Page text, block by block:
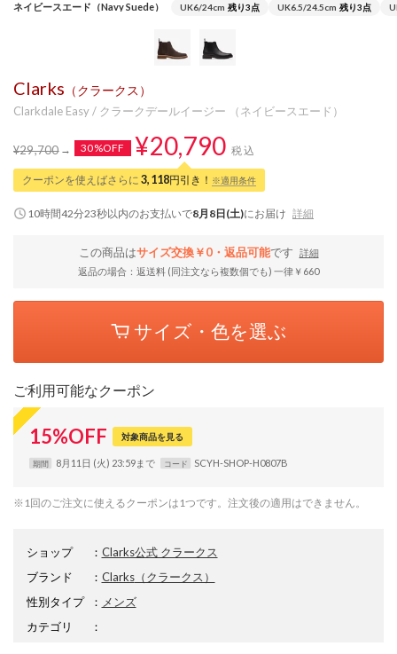
ネイビースエード（Navy Suede） UK6/24cm 残り3点 UK6.5/24.5cm 残り3点
Clarks （クラークス）
Clarkdale Easy / クラークデールイージー （ネイビースエード）
¥29,700 30%OFF ¥20,790 税込
クーポンを使えばさらに 3,118円引き！ ※適用条件
10時間42分22秒以内のお支払いで8月8日(土)にお届け 詳細
この商品はサイズ交換￥0・返品可能です
詳細
返品の場合：返送料 (同注文なら複数個でも) 一律￥660
サイズ・色を選ぶ
ご利用可能なクーポン
15%OFF 対象商品を見る
期間 8月11日 (火) 23:59まで コード SCYH-SHOP-H0807B
※1回のご注文に使えるクーポンは1つです。注文後の適用はできません。
ショップ ： Clarks公式 クラークス
ブランド
： Clarks（クラークス）
性別タイプ
： メンズ
カテゴリ
：